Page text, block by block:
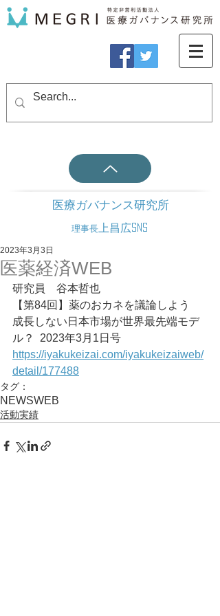
医療ガバナンス研究所
理事長 上昌広SNS
医薬経済WEB
2023年3月3日
研究員　谷本哲也
【第84回】薬のおカネを議論しよう
成長しない日本市場が世界最先端モデ
ル？	2023年3月1日号
https://iyakukeizai.com/iyakukeizaiweb/
detail/177488
タグ：
NEWSWEB
活動実績